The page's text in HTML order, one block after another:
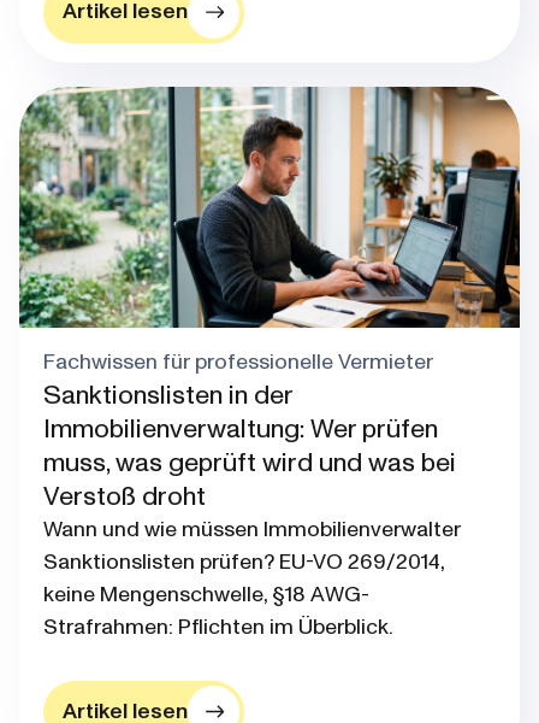
Artikel lesen
Blog post thumbnail
Fachwissen für professionelle Vermieter
Sanktionslisten in der
Immobilienverwaltung: Wer prüfen
muss, was geprüft wird und was bei
Verstoß droht
Wann und wie müssen Immobilienverwalter
Sanktionslisten prüfen? EU-VO 269/2014,
keine Mengenschwelle, §18 AWG-
Strafrahmen: Pflichten im Überblick.
Artikel lesen